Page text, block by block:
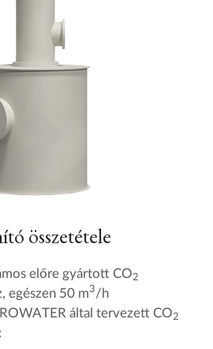
összetétele
előre gyártott CO2
egészen 50 m3/h
által tervezett CO2